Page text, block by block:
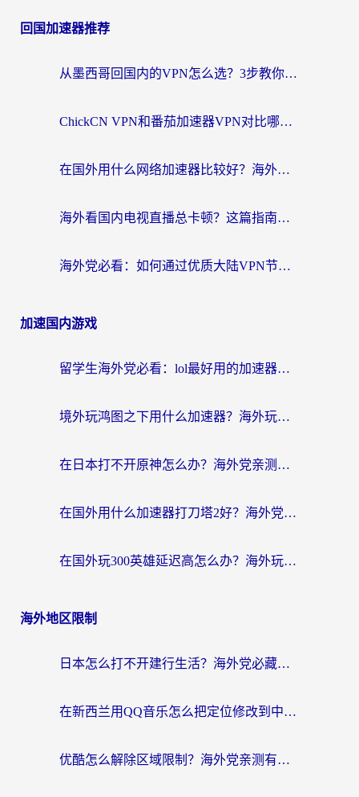
回国加速器推荐
从墨西哥回国内的VPN怎么选？3步教你无缝刷剧、玩国服游戏
ChickCN VPN和番茄加速器VPN对比哪个回国效果更好？海外党亲测后的真实答案
在国外用什么网络加速器比较好？海外党亲测：从痛点到解决方案的全攻略
海外看国内电视直播总卡顿？这篇指南教你选对回国加速器，无缝追剧不发愁
海外党必看：如何通过优质大陆VPN节点无缝访问国内资源？
加速国内游戏
留学生海外党必看：lol最好用的加速器怎么选？附一梦江湖、神鬼传奇加速攻略
境外玩鸿图之下用什么加速器？海外玩家必看的国服游戏加速全攻略
在日本打不开原神怎么办？海外党亲测有效的国服游戏加速指南
在国外用什么加速器打刀塔2好？海外党国服游戏加速避坑指南
在国外玩300英雄延迟高怎么办？海外玩家亲测有效的加速器选择指南
海外地区限制
日本怎么打不开建行生活？海外党必藏的回国加速指南（含丹麦国外影音问题破解）
在新西兰用QQ音乐怎么把定位修改到中国国内？海外党听歌追剧的实用指南
优酷怎么解除区域限制？海外党亲测有效的回国加速器选择指南